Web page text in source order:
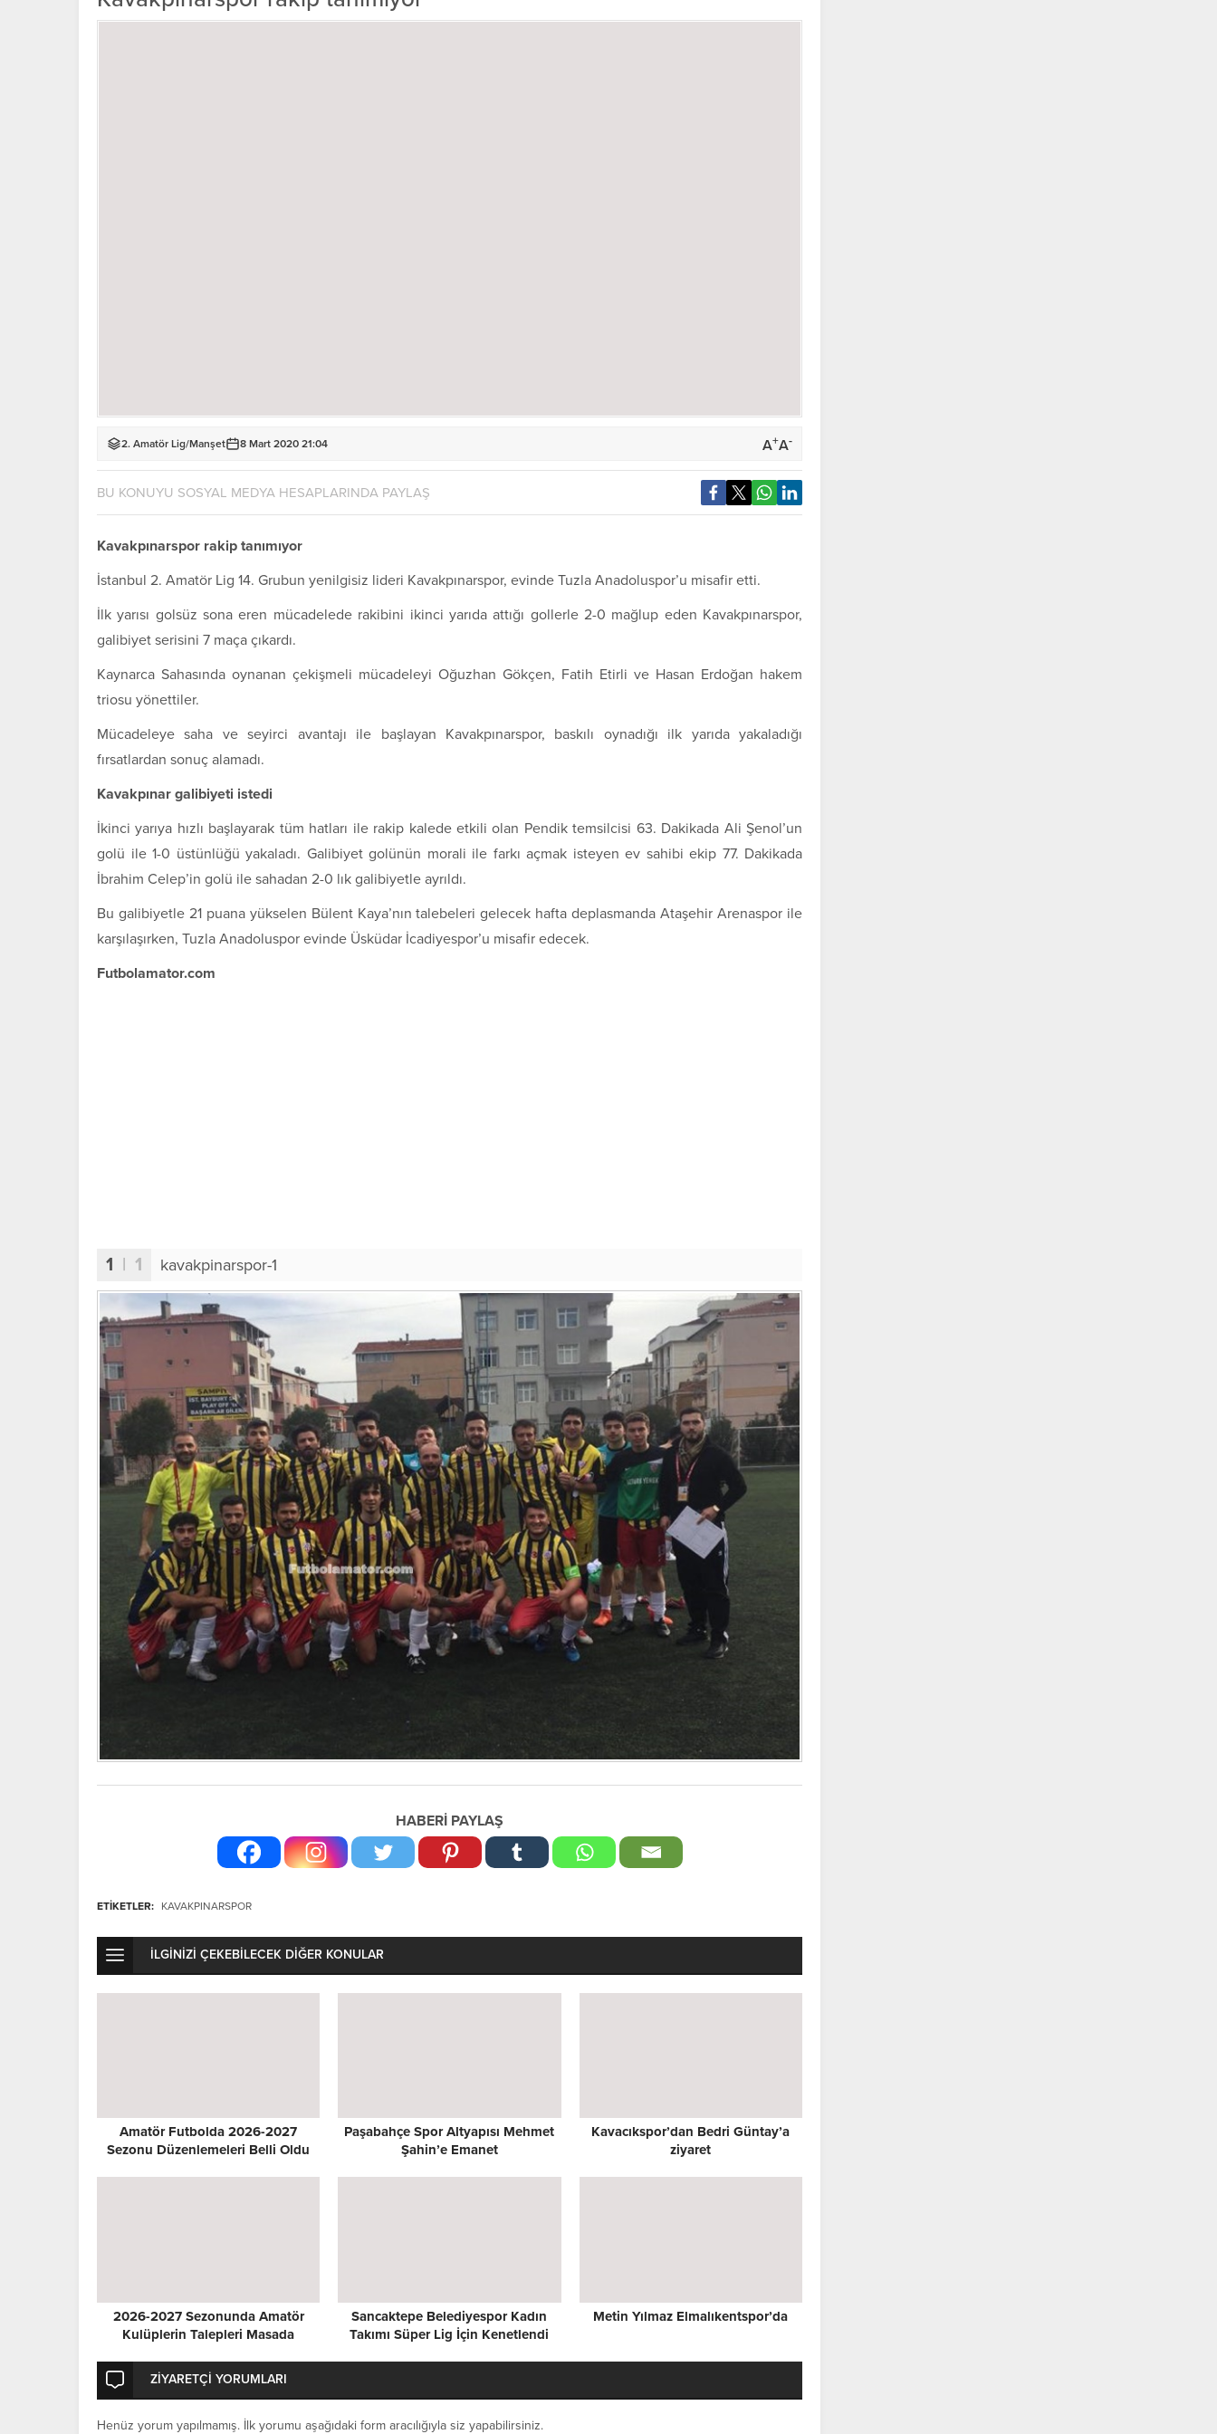
2. Amatör Lig/Manşet 8 Mart 2020 21:04 A+A-
BU KONUYU SOSYAL MEDYA HESAPLARINDA PAYLAŞ
Kavakpınarspor rakip tanımıyor
İstanbul 2. Amatör Lig 14. Grubun yenilgisiz lideri Kavakpınarspor, evinde Tuzla Anadoluspor’u misafir etti.
İlk yarısı golsüz sona eren mücadelede rakibini ikinci yarıda attığı gollerle 2-0 mağlup eden Kavakpınarspor,
galibiyet serisini 7 maça çıkardı.
Kaynarca Sahasında oynanan çekişmeli mücadeleyi Oğuzhan Gökçen, Fatih Etirli ve Hasan Erdoğan hakem
triosu yönettiler.
Mücadeleye saha ve seyirci avantajı ile başlayan Kavakpınarspor, baskılı oynadığı ilk yarıda yakaladığı
fırsatlardan sonuç alamadı.
Kavakpınar galibiyeti istedi
İkinci yarıya hızlı başlayarak tüm hatları ile rakip kalede etkili olan Pendik temsilcisi 63. Dakikada Ali Şenol’un
golü ile 1-0 üstünlüğü yakaladı. Galibiyet golünün morali ile farkı açmak isteyen ev sahibi ekip 77. Dakikada
İbrahim Celep’in golü ile sahadan 2-0 lık galibiyetle ayrıldı.
Bu galibiyetle 21 puana yükselen Bülent Kaya’nın talebeleri gelecek hafta deplasmanda Ataşehir Arenaspor ile
karşılaşırken, Tuzla Anadoluspor evinde Üsküdar İcadiyespor’u misafir edecek.
Futbolamator.com
1 | 1 kavakpinarspor-1
HABERİ PAYLAŞ
ETİKETLER: KAVAKPINARSPOR
İLGİNİZİ ÇEKEBİLECEK DİĞER KONULAR
Amatör Futbolda 2026-2027
Sezonu Düzenlemeleri Belli Oldu
Paşabahçe Spor Altyapısı Mehmet
Şahin’e Emanet
Kavacıkspor’dan Bedri Güntay’a
ziyaret
2026-2027 Sezonunda Amatör
Kulüplerin Talepleri Masada
Sancaktepe Belediyespor Kadın
Takımı Süper Lig İçin Kenetlendi
Metin Yılmaz Elmalıkentspor’da
ZİYARETÇİ YORUMLARI
Henüz yorum yapılmamış. İlk yorumu aşağıdaki form aracılığıyla siz yapabilirsiniz.